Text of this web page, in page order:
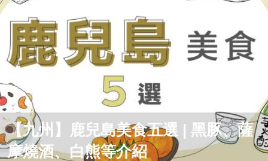
【九州】鹿兒島美食五選 | 黑豚、薩
摩燒酒、白熊等介紹